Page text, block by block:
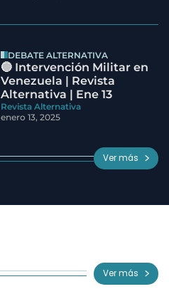
DEBATE ALTERNATIVA
🔵 Intervención Militar en
Venezuela | Revista
Alternativa | Ene 13
Revista Alternativa
enero 13, 2025
Ver más
Ver más